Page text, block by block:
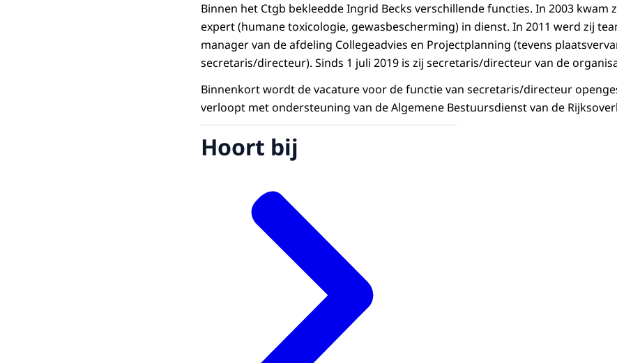
Binnen het Ctgb bekleedde Ingrid Becks verschillende functies. In 2003 kwam
expert (humane toxicologie, gewasbescherming) in dienst. In 2011 werd zij
manager van de afdeling Collegeadvies en Projectplanning (tevens
secretaris/directeur). Sinds 1 juli 2019 is zij secretaris/directeur van de
Binnenkort wordt de vacature voor de functie van secretaris/directeur
verloopt met ondersteuning van de Algemene Bestuursdienst van de
Hoort bij